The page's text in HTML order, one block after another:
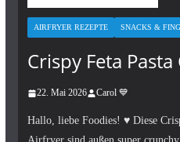
AIRFRYER REZEPTE SNACKS &
Crispy Feta Pasta
22. Mai 2026 Carol 💙
Hallo, liebe Foodies! ♥︎ Diese